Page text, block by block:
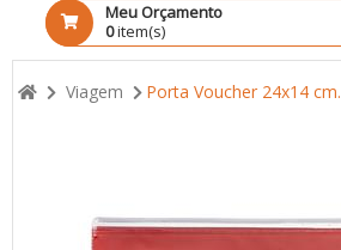
Meu Orçamento
0item(s)
Viagem Porta Voucher 24x14 cm.